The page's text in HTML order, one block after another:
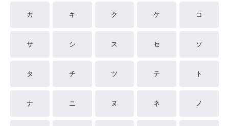
カ キ ク ケ コ
サ シ ス セ ソ
タ チ ツ テ ト
ナ ニ ヌ ネ ノ